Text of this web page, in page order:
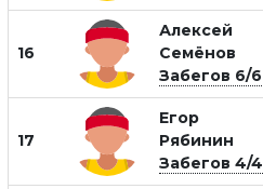
16
Алексей
Семёнов
Забегов 6/6
17
Егор
Рябинин
Забегов 4/4